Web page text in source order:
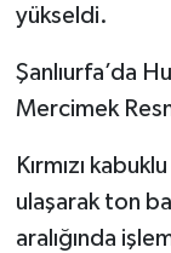
yükseldi.
Şanlıurfa’da
Mercimek
Kırmızı
ulaşarak ton
aralığında